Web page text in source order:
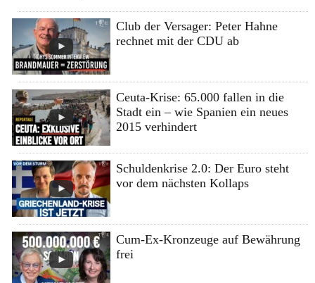
Club der Versager: Peter Hahne
rechnet mit der CDU ab
Ceuta-Krise: 65.000 fallen in die
Stadt ein – wie Spanien ein neues
2015 verhindert
Schuldenkrise 2.0: Der Euro steht
vor dem nächsten Kollaps
Cum-Ex-Kronzeuge auf Bewährung
frei